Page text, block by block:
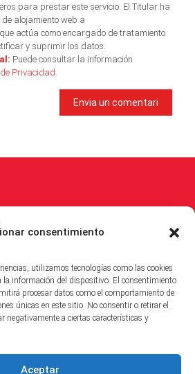
consentimiento
utilizamos tecnologías como las cookies
la información del dispositivo. El consentimiento
procesar datos como el comportamiento de
únicas en este sitio. No consentir o retirar el
negativamente a ciertas características y
Aceptar
para prestar este servicio. El Titular ha
alojamiento web a
actúa como encargado de tratamiento.
y suprimir los datos.
Puede consultar la información
Privacidad
i Propietaris Polígon Industrial El Pla
de Privacitat|Avis Legal